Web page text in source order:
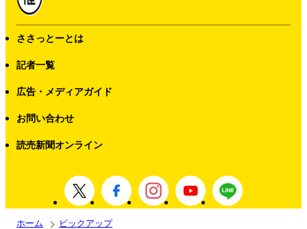
ささっとーとは
記者一覧
広告・メディアガイド
お問い合わせ
読売新聞オンライン
ホーム
ピックアップ